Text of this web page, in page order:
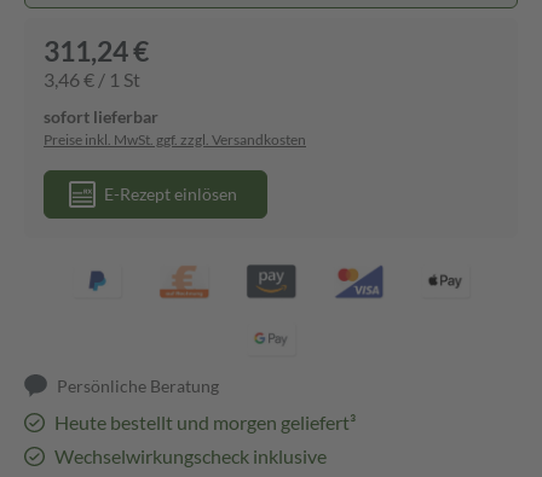
311,24 €
3,46 € / 1 St
sofort lieferbar
Preise inkl. MwSt. ggf. zzgl. Versandkosten
E-Rezept einlösen
Persönliche Beratung
Heute bestellt und morgen geliefert³
Wechselwirkungscheck inklusive